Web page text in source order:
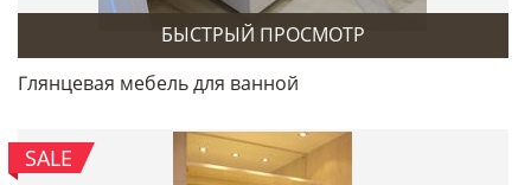
БЫСТРЫЙ ПРОСМОТР
Глянцевая мебель для ванной
SALE